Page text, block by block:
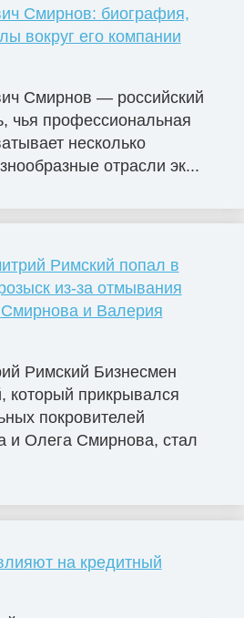
Смирнов: биография,
вокруг его компании
Смирнов — российский
чья профессиональная
несколько
отрасли эк...
Римский попал в
из-за отмывания
и Валерия
Римский Бизнесмен
который прикрывался
покровителей
и Олега Смирнова, стал
на кредитный